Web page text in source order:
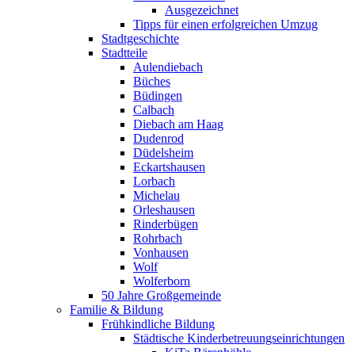
Ausgezeichnet
Tipps für einen erfolgreichen Umzug
Stadtgeschichte
Stadtteile
Aulendiebach
Büches
Büdingen
Calbach
Diebach am Haag
Dudenrod
Düdelsheim
Eckartshausen
Lorbach
Michelau
Orleshausen
Rinderbügen
Rohrbach
Vonhausen
Wolf
Wolferborn
50 Jahre Großgemeinde
Familie & Bildung
Frühkindliche Bildung
Städtische Kinderbetreuungseinrichtungen